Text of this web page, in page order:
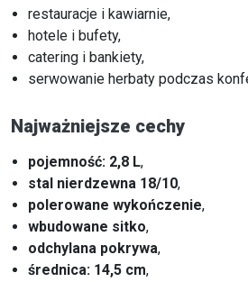
restauracje i kawiarnie,
hotele i bufety,
catering i bankiety,
serwowanie herbaty podczas
Najważniejsze cechy
pojemność: 2,8 L,
stal nierdzewna 18/10,
polerowane wykończenie,
wbudowane sitko,
odchylana pokrywa,
średnica: 14,5 cm,